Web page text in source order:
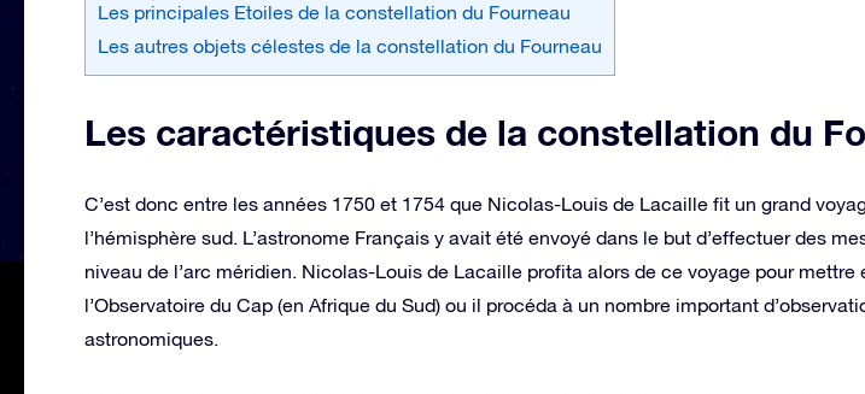
Les principales Etoiles de la constellation du Fourneau
Les autres objets célestes de la constellation du Fourneau
Les caractéristiques de la constellation du
C’est donc entre les années 1750 et 1754 que Nicolas-Louis de Lacaille fit un grand
l’hémisphère sud. L’astronome Français y avait été envoyé dans le but d’effectuer des
niveau de l’arc méridien. Nicolas-Louis de Lacaille profita alors de ce voyage pour mettre
l’Observatoire du Cap (en Afrique du Sud) ou il procéda à un nombre important
astronomiques.